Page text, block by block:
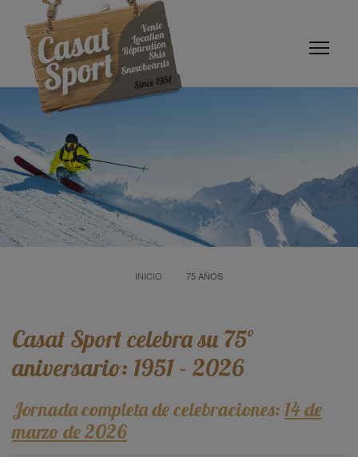
INICIO 75 AÑOS
Casat Sport celebra su 75º
aniversario: 1951 - 2026
Jornada completa de celebraciones: 14 de
marzo de 2026